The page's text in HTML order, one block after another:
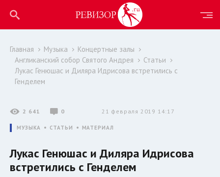
Главная Музыка
Концертные залы
Англиканский собор Святого Андрея
Статьи
Лукас Генюшас и Диляра Идрисова встретились с
Генделем
2 641 0 21 февраля 2019 14:17
МУЗЫКА СТАТЬИ МАТЕРИАЛ
Лукас Генюшас и Диляра Идрисова
встретились с Генделем